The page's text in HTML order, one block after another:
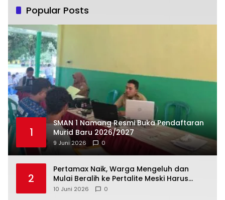
Popular Posts
1
SMAN 1 Namang Resmi Buka Pendaftaran
Murid Baru 2026/2027
9 Juni 2026 0
2
‎Pertamax Naik, Warga Mengeluh dan
Mulai Beralih ke Pertalite Meski Harus
10 Juni 2026 0